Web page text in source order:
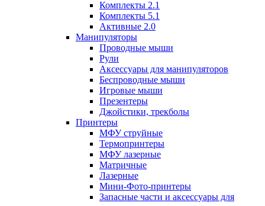
Комплекты 2.1
Комплекты 5.1
Активные 2.0
Манипуляторы
Проводные мыши
Рули
Аксессуары для манипуляторов
Беспроводные мыши
Игровые мыши
Презентеры
Джойстики, трекболы
Принтеры
МФУ струйные
Термопринтеры
МФУ лазерные
Матричные
Лазерные
Мини-Фото-принтеры
Запасные части и аксессуары для